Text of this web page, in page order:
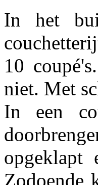
In het
10
niet. Met
In een
opgeklapt
Zodoende